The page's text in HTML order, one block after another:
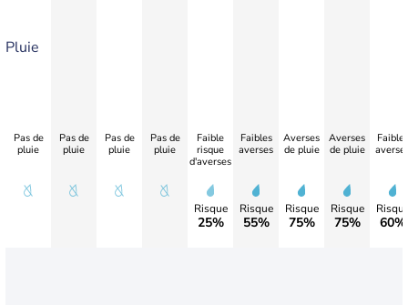
Pluie
Pas de
pluie
Pas de
pluie
Pas de
pluie
Pas de
pluie
Faible
risque
d'averses
Risque
25%
Faibles
averses
Risque
55%
Averses
de pluie
Risque
75%
Averses
de pluie
Risque
75%
Faibles
60%